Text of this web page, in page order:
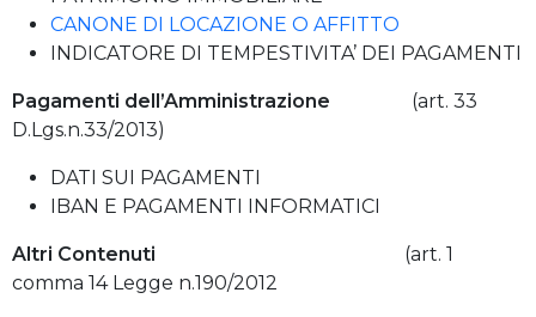
CANONE DI LOCAZIONE O AFFITTO
INDICATORE DI TEMPESTIVITA’ DEI PAGAMENTI
Pagamenti dell’Amministrazione (art. 33
D.Lgs.n.33/2013)
DATI SUI PAGAMENTI
IBAN E PAGAMENTI INFORMATICI
Altri Contenuti (art. 1
comma 14 Legge n.190/2012